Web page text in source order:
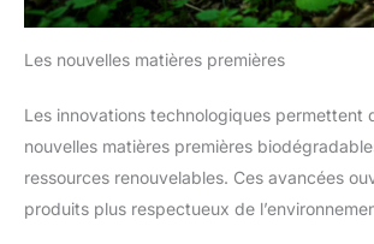
Les nouvelles matières premières
Les innovations technologiques permettent
nouvelles matières premières
ressources renouvelables. Ces avancées
produits plus respectueux de